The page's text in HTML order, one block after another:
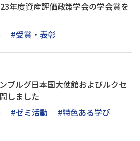
年度資産評価政策学会の学会賞を
#受賞・表彰
ブルグ日本国大使館およびルクセ
しました
#ゼミ活動
#特色ある学び